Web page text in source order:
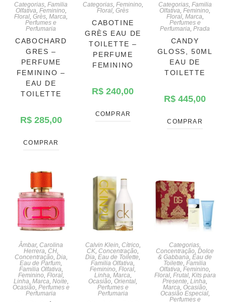
Categorias ,Familia
Olfativa Feminino,
Floral ,Grès ,Marca
Perfumes e
Perfumaria
CABOCHARD
GRES –
PERFUME
FEMININO –
EAU DE
TOILETTE
R$285,00
COMPRAR
Categorias, Feminino,
Floral ,Grès
CABOTINE
GRÈS EAU DE
TOILETTE –
PERFUME
FEMININO
R$ 240,00
COMPRAR
Categorias, Familia
Olfativa ,Feminino
Floral, Marca
Perfumes e
Perfumaria ,Prada
CANDY
GLOSS, 50ML
EAU DE
TOILETTE
R$ 445,00
COMPRAR
Âmbar,Carolina
Herrera, CH,
Concentração, Dia,
Eau de Parfum,
Familia Olfativa,
Feminino, Floral,
Linha, Marca, Noite,
Ocasião, Perfumes e
Perfumaria
Calvin Klein, Cítrico,
CK,Concentração,
Dia,Eau de Toilette,
Familia Olfativa,
Feminino,Floral,
Linha, Marca,
Ocasião,Oriental,
Perfumes e
Perfumaria
Categorias,
Concentração,Dolce
& Gabbana,Eau de
Toilette,Familia
Olfativa,Feminino,
Floral, Frutal, Kits para
Presente,Linha,
Marca, Ocasião,
Ocasião Especial,
Perfumes e